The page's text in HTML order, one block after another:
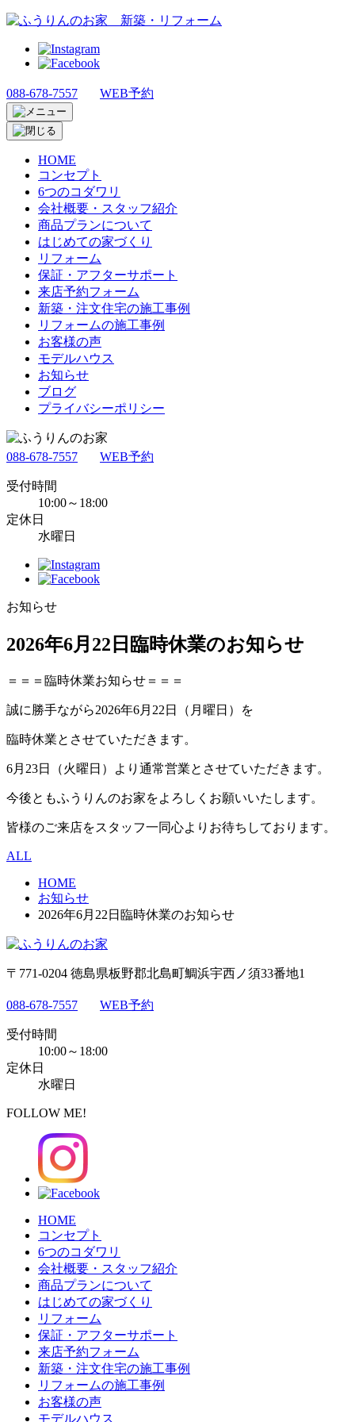
088-678-7557 WEB予約
HOME
コンセプト
6つのコダワリ
会社概要・スタッフ紹介
商品プランについて
はじめての家づくり
リフォーム
保証・アフターサポート
来店予約フォーム
新築・注文住宅の施工事例
リフォームの施工事例
お客様の声
モデルハウス
お知らせ
ブログ
プライバシーポリシー
088-678-7557 WEB予約
受付時間
10:00～18:00
定休日
水曜日
お知らせ
2026年6月22日臨時休業のお知らせ
＝＝＝臨時休業お知らせ＝＝＝
誠に勝手ながら2026年6月22日（月曜日）を
臨時休業とさせていただきます。
6月23日（火曜日）より通常営業とさせていただきます。
今後ともふうりんのお家をよろしくお願いいたします。
皆様のご来店をスタッフ一同心よりお待ちしております。
ALL
HOME
お知らせ
2026年6月22日臨時休業のお知らせ
〒771-0204 徳島県板野郡北島町鯛浜宇西ノ須33番地1
088-678-7557 WEB予約
受付時間
10:00～18:00
定休日
水曜日
FOLLOW ME!
HOME
コンセプト
6つのコダワリ
会社概要・スタッフ紹介
商品プランについて
はじめての家づくり
リフォーム
保証・アフターサポート
来店予約フォーム
新築・注文住宅の施工事例
リフォームの施工事例
お客様の声
モデルハウス